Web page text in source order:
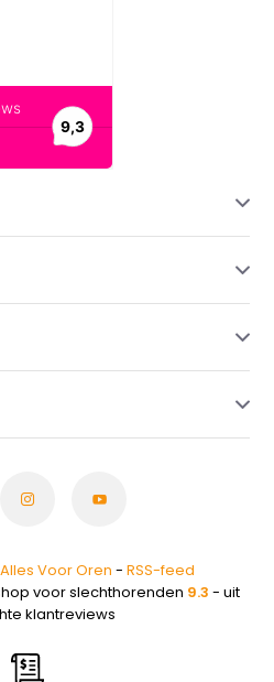
Alles Voor Oren - RSS-feed
voor slechthorenden 9.3 - uit
klantreviews